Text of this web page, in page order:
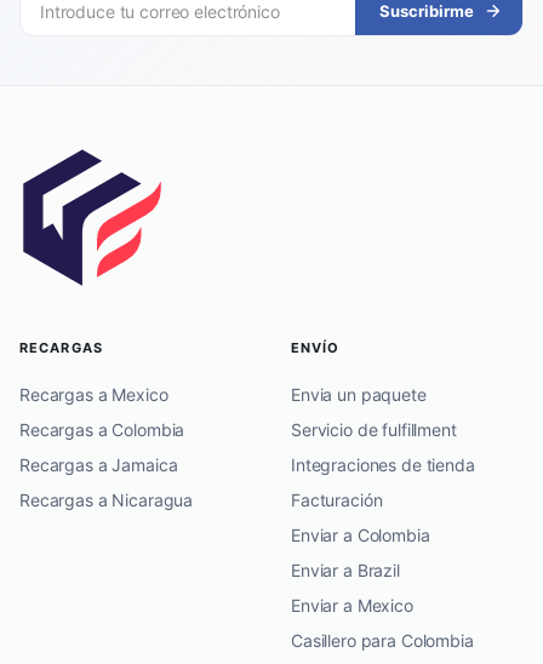
Suscribirme
RECARGAS
Recargas a Mexico
Recargas a Colombia
Recargas a Jamaica
Recargas a Nicaragua
ENVÍO
Envia un paquete
Servicio de fulfillment
Integraciones de tienda
Facturación
Enviar a Colombia
Enviar a Brazil
Enviar a Mexico
Casillero para Colombia